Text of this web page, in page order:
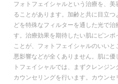
フォトフェイシャルという治療を、
ることがあります。加齢と共に目立
どを特殊なフィルターを通した光で
す。治療効果を期待したい肌にピン
ことが、フォトフェイシャルのいい
悪影響などが全くありません。肌に
トフェイシャルでは、まずクレンジン
カウンセリングを行います。カウン